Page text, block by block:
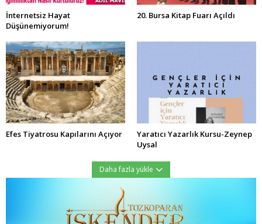
İnternetsiz Hayat
Düşünemiyorum!
20. Bursa Kitap Fuarı Açıldı
Efes Tiyatrosu Kapılarını Açıyor
Yaratıcı Yazarlık Kursu-Zeynep
Uysal
Daha fazla yükle